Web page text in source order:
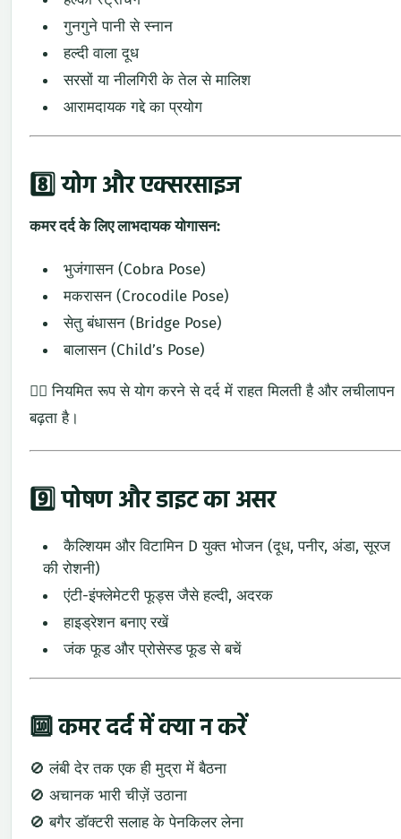
गुनगुनेपानीसेस्नान
हल्दीवालादूध
सरसोंयानीलगिरीकेतेलसेमालिश
आरामदायकगद्देकाप्रयोग
8️⃣योगऔरएक्सरसाइज
कमरदर्दकेलिएलाभदायकयोगासन:
भुजंगासन (Cobra Pose)
मकरासन (Crocodile Pose)
सेतुबंधासन (Bridge Pose)
बालासन (Child’s Pose)
🧘‍♀️नियमितरूपसेयोगकरनेसेदर्दमेंराहतमिलतीहैऔरलचीलापन
बढ़ताहै।
9️⃣पोषणऔरडाइटकाअसर
कैल्शियम औरविटामिन Dयुक्त भोजन (दूध,पनीर, अंडा,सूरज
कीरोशनी)
एंटी-इंफ्लेमेटरीफूड्सजैसेहल्दी, अदरक
हाइड्रेशनबनाएरखें
जंकफूडऔरप्रोसेस्डफूडसेबचें
🔟कमरदर्दमेंक्यानकरें
🚫लंबीदेरतकएकहीमुद्रामेंबैठना
🚫 अचानक भारीचीज़ेंउठाना
🚫बगैरडॉक्टरीसलाहकेपेनकिलरलेना